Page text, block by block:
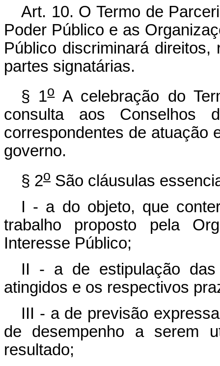
Art. 10. O Termo de
Poder Público e as
Público discriminará
partes signatárias.
§ 1oA celebração do
consulta aos Conselhos
correspondentes de atuação
governo.
§ 2o São cláusulas
I - a do objeto, que
trabalho proposto pela
Interesse Público;
II - a de estipulação
atingidos e os respectivos
III - a de previsão
de desempenho a serem
resultado;